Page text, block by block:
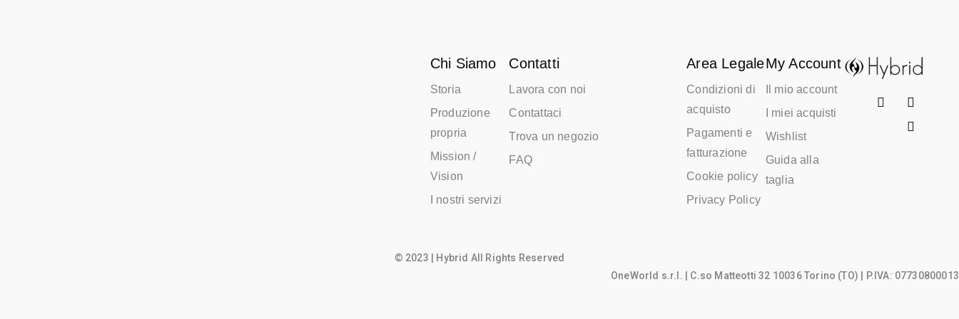
Chi Siamo
Storia
Produzione
propria
Mission /
Vision
I nostri servizi
Contatti
Lavora con noi
Contattaci
Trova un negozio
FAQ
Area Legale
Condizioni di
acquisto
Pagamenti e
fatturazione
Cookie policy
Privacy Policy
My Account
Il mio account
I miei acquisti
Wishlist
Guida alla
taglia
© 2023 | Hybrid All Rights Reserved
OneWorld s.r.l.
| C.so Matteotti 32 10036 Torino (TO) | P.IVA: 07730800013